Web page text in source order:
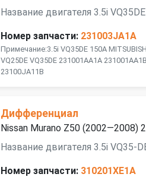
Название двигателя 3.5i VQ35DE
Номер запчасти: 231003JA1A
Примечание:3.5i VQ35DE 150A
VQ25DE VQ35DE 231001AA1A
23100JA11B
Дифференциал
Nissan Murano Z50 (2002—2008)
Название двигателя 3.5i VQ35-
Номер запчасти: 310201XE1A